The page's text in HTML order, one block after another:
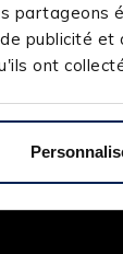
publicité
ont